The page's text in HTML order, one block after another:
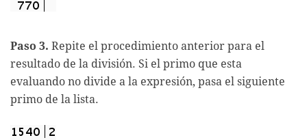
Paso 3. Repite el procedimiento anterior para el
resultado de la división. Si el primo que esta
evaluando no divide a la expresión, pasa el siguiente
primo de la lista.